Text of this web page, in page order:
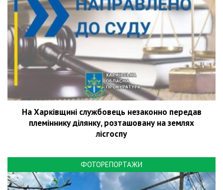
На Харківщині службовець незаконно передав
племіннику ділянку, розташовану на землях
лісгоспу
ФОТОРЕПОРТАЖИ